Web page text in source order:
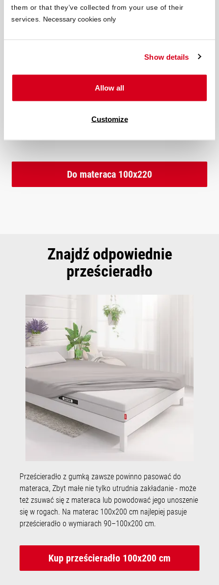
them or that they’ve collected from your use of their
services. Necessary cookies only
Show details
Allow all
Customize
Do materaca 100x210
Do materaca 100x220
Znajdź odpowiednie
prześcieradło
Prześcieradło z gumką zawsze powinno pasować do
materaca, Zbyt małe nie tylko utrudnia zakładanie - może
też zsuwać się z materaca lub powodować jego unoszenie
się w rogach. Na materac 100x200 cm najlepiej pasuje
prześcieradło o wymiarach 90–100x200 cm.
Kup prześcieradło 100x200 cm